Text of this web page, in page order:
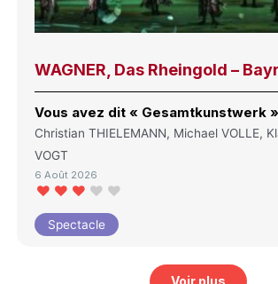
WAGNER, Das Rheingold –
Vous avez dit « Gesamtkunstwerk
Christian THIELEMANN, Michael VOLLE,
VOGT
6 Août 2026
Spectacle